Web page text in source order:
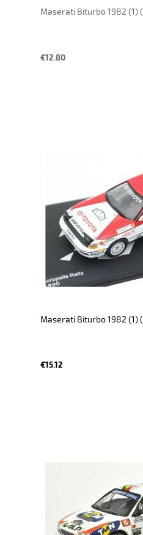
Maserati Biturbo 1982 (1)
€12.80
Maserati Biturbo 1982 (1)
€15.12